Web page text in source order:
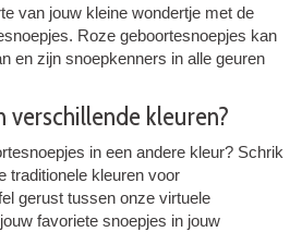
van jouw kleine wondertje met de
Roze geboortesnoepjes kan
en zijn snoepkenners in alle geuren
verschillende kleuren?
in een andere kleur? Schrik
traditionele kleuren voor
gerust tussen onze virtuele
favoriete snoepjes in jouw